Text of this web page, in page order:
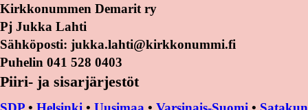
Kirkkonummen Demarit ry
Pj Jukka Lahti
Sähköposti: jukka.lahti@kirkkonummi.fi
Puhelin 041 528 0403
Piiri- ja sisarjärjestöt